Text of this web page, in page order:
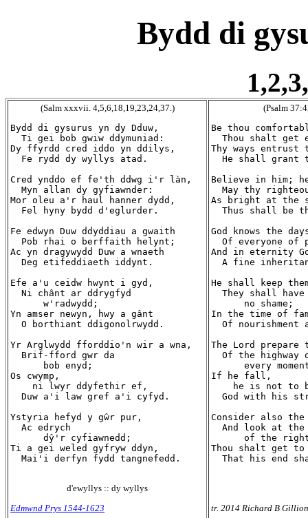
Bydd di
(Salm xxxvii. 4,5,6,18,19,23,24,37.)
Bydd di gysurus yn dy Dduw,
  Ti gei bob gwiw ddymuniad:
Dy ffyrdd cred iddo yn ddilys,
  Fe rydd dy wyllys atad.
Cred ynddo ef fe'th ddwg i'r làn,
  Myn allan dy gyfiawnder:
Mor oleu a'r haul hanner dydd,
  Fel hyny bydd d'eglurder.
Fe edwyn Duw ddyddiau a gwaith
  Pob rhai o berffaith helynt;
Ac yn dragywydd Duw a wnaeth
  Deg etifeddiaeth iddynt.
Efe a'u ceidw hwynt i gyd,
  Ni chânt ar ddrygfyd
      w'radwydd;
Yn amser newyn, hwy a gânt
  O borthiant ddigonolrwydd.
Yr Arglwydd fforddio'n wir a wna,
  Brif-fford gwr da
      bob enyd;
Os cwymp,
    ni lwyr ddyfethir ef,
  Duw a'i law gref a'i cyfyd.
Ystyria hefyd y gŵr pur,
  Ac edrych
      dŷ'r cyfiawnedd;
Ti a gei weled gyfryw ddyn,
  Mai'i derfyn fydd tangnefedd.
d'ewyllys :: dy wyllys
Edmwnd Prys 1544-1623
(Psalm
Be thou
Thou shalt get
Thy ways
He shall grant
Believe in him;
May thy
As bright at the
Thus shall be
God knows the
Of everyone of
And in eternity
A fine
He shall keep
They shall
      no shame;
In the time of
Of nourishment
The Lord
Of the highway
every
If he fall,
he is not to
God with his
Consider also the
And look at the
of the
Thou shalt get to
That his end
tr. 2014 Richard B Gillion